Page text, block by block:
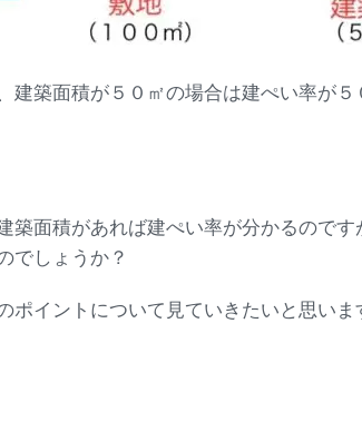
建築面積が５０㎡の場合は建ぺい率が
築面積があれば建ぺい率が分かるので
でしょうか？
ポイントについて見ていきたいと思いま